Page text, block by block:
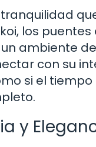
los
ambiente
con su
si el
y